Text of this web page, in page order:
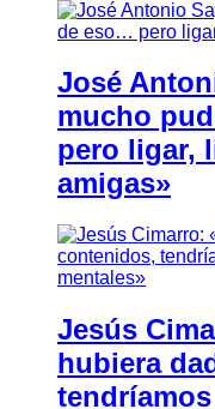
José
mucho
pero ligar,
amigas»
Jesús
hubiera